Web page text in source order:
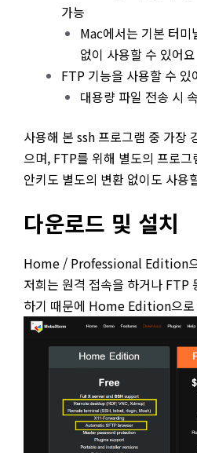
가능
Mac에서는 기본 터
없이 사용할 수 있어요
FTP 기능을 사용할 수 있
대용량 파일 전송 시
사용해 본 ssh 프로그램 중 가장
으며, FTP를 위해 별도의 프로
안키도 별도의 변환 없이도 사용
다운로드 및 설치
Home / Professional Edition
저희는 원격 접속을 하거나 FTP
하기 때문에 Home Edition으로